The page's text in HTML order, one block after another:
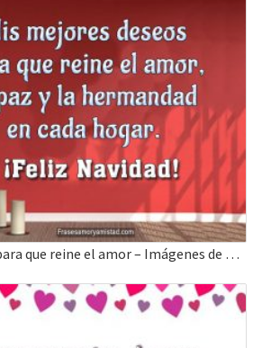
Mis mejores deseos para que reine el amor – Imágenes de Feliz Navidad